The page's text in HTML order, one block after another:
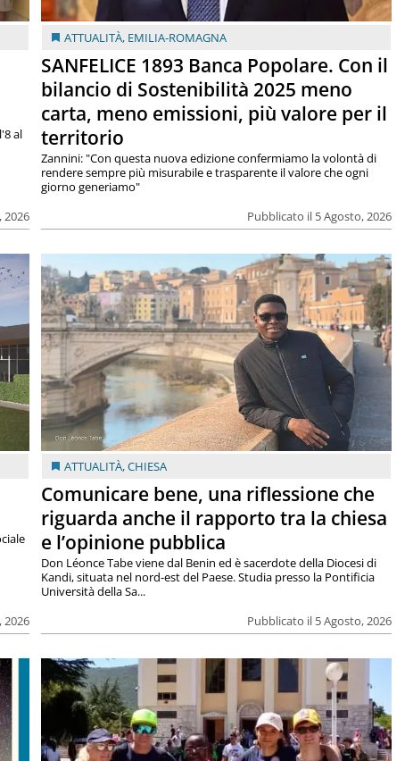
2026
al
ATTUALITÀ, EMILIA-ROMAGNA
SANFELICE 1893 Banca Popolare. Con il
bilancio di Sostenibilità 2025 meno
carta, meno emissioni, più valore per il
territorio
Pubblicato il 5 Agosto, 2026
Zannini: "Con questa nuova edizione confermiamo la volontà di
rendere sempre più misurabile e trasparente il valore che ogni
giorno generiamo"
2026
ATTUALITÀ,CHIESA
Comunicare bene, una riflessione che
riguarda anche il rapporto tra la chiesa
e l’opinione pubblica
Pubblicato il 5 Agosto, 2026
Don Léonce Tabe viene dal Benin ed è sacerdote della Diocesi di
Kandi, situata nel nord-est del Paese. Studia presso la Pontificia
Università della Sa...